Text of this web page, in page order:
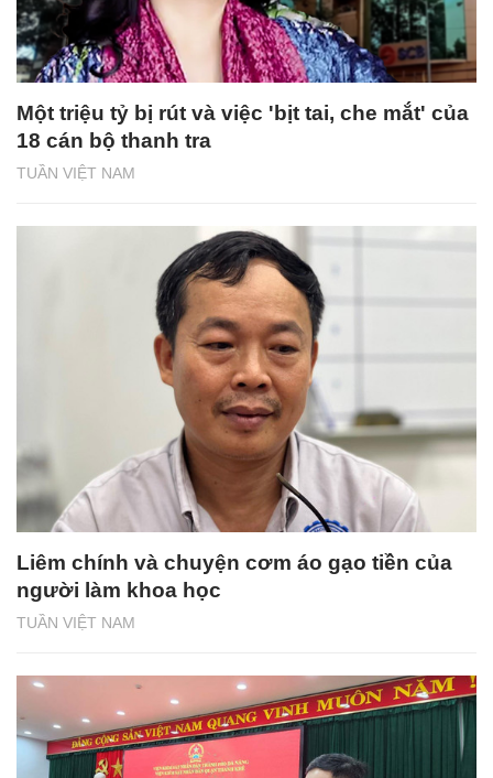
TUẦN VIỆT NAM
Một triệu tỷ bị rút và việc 'bịt tai, che mắt' của
18 cán bộ thanh tra
TUẦN VIỆT NAM
Liêm chính và chuyện cơm áo gạo tiền của
người làm khoa học